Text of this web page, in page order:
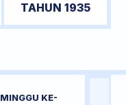
TAHUN 1935
MINGGU KE-